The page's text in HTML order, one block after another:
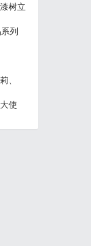
树立
列
、
使